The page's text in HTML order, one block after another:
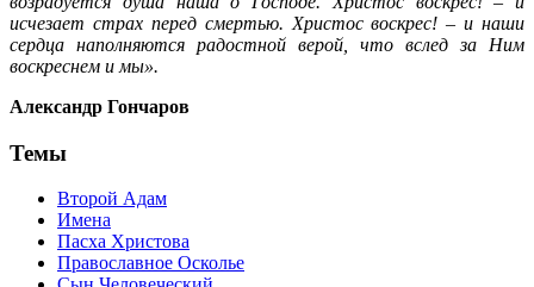
исчезает страх перед смертью. Христос воскрес! – и наши
сердца наполняются радостной верой, что вслед за Ним
воскреснем и мы».
Александр Гончаров
Темы
Второй Адам
Имена
Пасха Христова
Православное Осколье